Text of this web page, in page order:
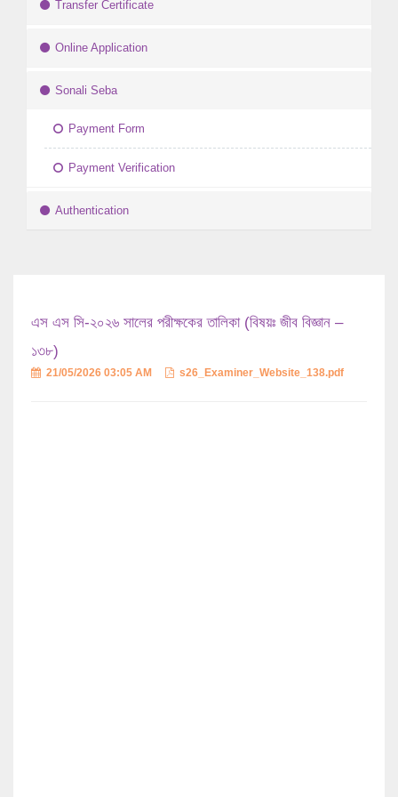
Transfer Certificate
Online Application
Sonali Seba
Payment Form
Payment Verification
Authentication
এস এস সি-২০২৬ সালের পরীক্ষকের তালিকা (বিষয়ঃ জীব বিজ্ঞান –
১৩৮)
21/05/2026 03:05 AM s26_Examiner_Website_138.pdf